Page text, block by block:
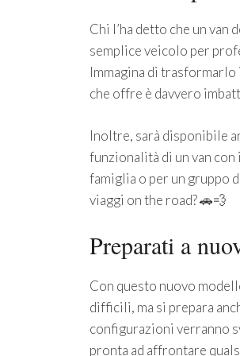
Chi l’ha detto che un van
semplice veicolo per
Immagina di
che offre è davvero
Inoltre, sarà disponibile
funzionalità di un van
famiglia o per un gruppo
viaggi on the road? 🚗💨
Preparati a
Con questo nuovo
difficili, ma si prepara
configurazioni verranno
pronta ad affrontare